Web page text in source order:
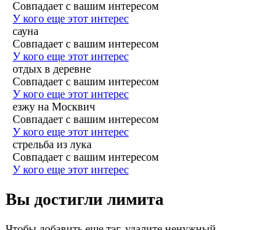
Совпадает с вашим интересом
У кого еще этот интерес
сауна
Совпадает с вашим интересом
У кого еще этот интерес
отдых в деревне
Совпадает с вашим интересом
У кого еще этот интерес
езжу на Москвич
Совпадает с вашим интересом
У кого еще этот интерес
стрельба из лука
Совпадает с вашим интересом
У кого еще этот интерес
Вы достигли лимита